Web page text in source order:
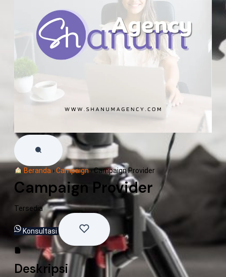
Beranda ›Campaign›Campaign Provider
Campaign Provider
Tersedia
Konsultasi
Deskripsi